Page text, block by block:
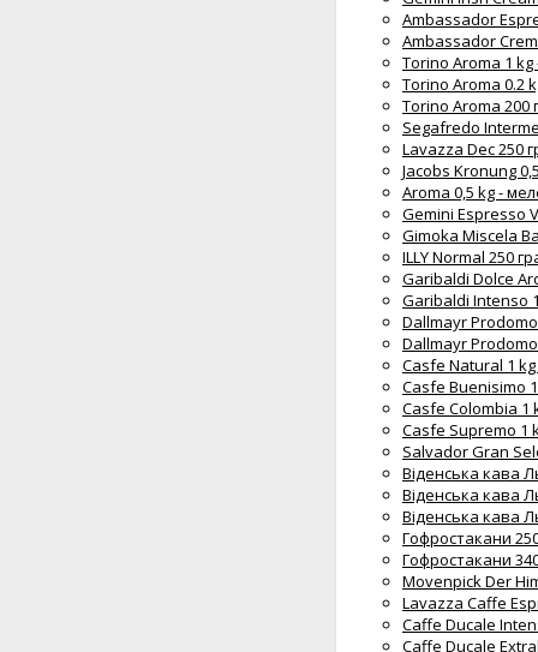
Ambassador
Ambassador
Torino Aroma 1
Torino Aroma 0.2
Torino Aroma 200
Segafredo
Lavazza Dec 250
Jacobs Kronung
Aroma 0,5 kg -
Gemini Espresso
Gimoka Miscela
ILLY Normal 250
Garibaldi Dolce
Garibaldi Intenso
Dallmayr
Dallmayr
Casfe Natural 1
Casfe Buenisimo
Casfe Colombia 1
Casfe Supremo 1
Salvador Gran
Віденська кава
Віденська кава
Віденська кава
Гофростакани
Гофростакани
Movenpick Der
Lavazza Caffe
Caffe Ducale
Caffe Ducale